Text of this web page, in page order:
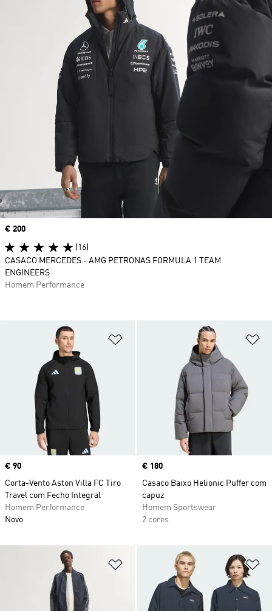
Adicionar à Lista de Desejos
Price
€ 90
Corta-Vento Aston Villa FC Tiro
Travel com Fecho Integral
Homem Performance
Novo
Price
€ 180
Casaco Baixo Helionic Puffer com
capuz
Homem Sportswear
2 cores
Adicionar à Lista de Desejos
Price
€ 200
(16)
CASACO MERCEDES - AMG PETRONAS FORMULA 1 TEAM
ENGINEERS
Homem Performance